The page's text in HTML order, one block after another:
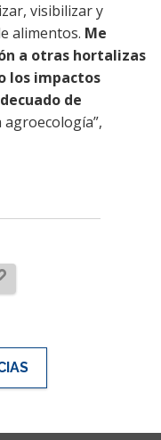
visibilizar y
alimentos. Me
a otras hortalizas
los impactos
de